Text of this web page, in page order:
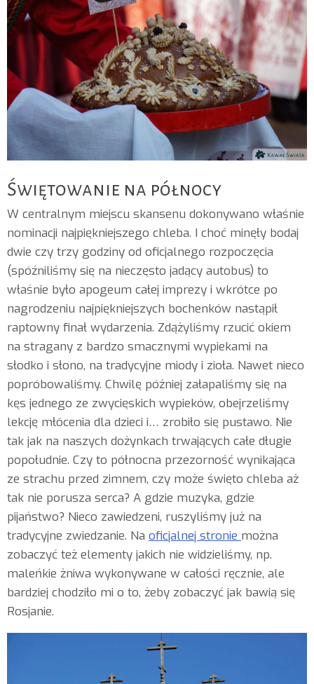
Świętowanie na północy
W centralnym miejscu skansenu dokonywano właśnie
nominacji najpiękniejszego chleba. I choć minęły bodaj
dwie czy trzy godziny od oficjalnego rozpoczęcia
(spóźniliśmy się na nieczęsto jadący autobus) to
właśnie było apogeum całej imprezy i wkrótce po
nagrodzeniu najpiękniejszych bochenków nastąpił
raptowny finał wydarzenia. Zdążyliśmy rzucić okiem
na stragany z bardzo smacznymi wypiekami na
słodko i słono, na tradycyjne miody i zioła. Nawet nieco
popróbowaliśmy. Chwilę później załapaliśmy się na
kęs jednego ze zwycięskich wypieków, obejrzeliśmy
lekcję młócenia dla dzieci i… zrobiło się pustawo. Nie
tak jak na naszych dożynkach trwających całe długie
popołudnie. Czy to północna przezorność wynikająca
ze strachu przed zimnem, czy może święto chleba aż
tak nie porusza serca? A gdzie muzyka, gdzie
pijaństwo? Nieco zawiedzeni, ruszyliśmy już na
tradycyjne zwiedzanie. Na oficjalnej stronie można
zobaczyć też elementy jakich nie widzieliśmy, np.
maleńkie żniwa wykonywane w całości ręcznie, ale
bardziej chodziło mi o to, żeby zobaczyć jak bawią się
Rosjanie.